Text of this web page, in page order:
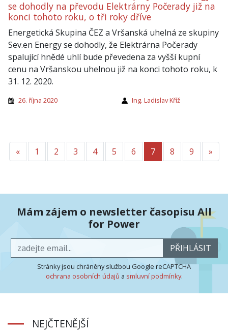
se dohodly na převodu Elektrárny Počerady již na
konci tohoto roku, o tři roky dříve
Energetická Skupina ČEZ a Vršanská uhelná ze skupiny
Sev.en Energy se dohodly, že Elektrárna Počerady
spalující hnědé uhlí bude převedena za vyšší kupní
cenu na Vršanskou uhelnou již na konci tohoto roku, k
31. 12. 2020.
26. října 2020 Ing. Ladislav Kříž
«Předchozí
1 2 3 4 5 6 7 8 9 »
Mám zájem o newsletter časopisu All
for Power
PŘIHLÁSIT
Stránky jsou chráněny službou Google reCAPTCHA
ochrana osobních údajů a smluvní podmínky.
NEJČTENĚJŠÍ